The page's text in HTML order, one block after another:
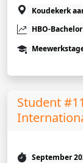
Koudekerk
HBO-Bachelor
Student
September